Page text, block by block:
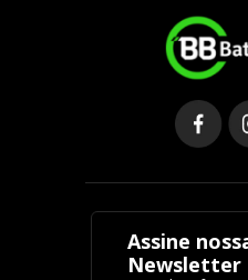
Assine
Newsletter